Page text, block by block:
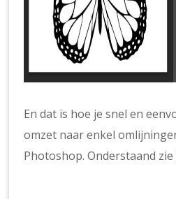
En dat is hoe je snel en
omzet naar enkel
Photoshop. Onderstaand